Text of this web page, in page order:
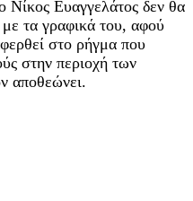
Νίκος Ευαγγελάτος δεν θα
τα γραφικά του, αφού
στο ρήγμα που
στην περιοχή των
αποθεώνει.